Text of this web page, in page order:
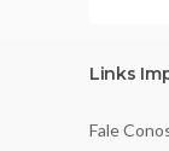
Links
Fale